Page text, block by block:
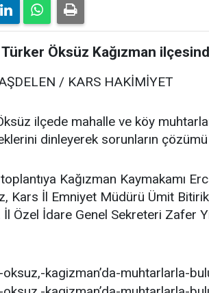
Öksüz Kağızman
/ KARS HAKİMİYET
ilçede mahalle ve köy
dinleyerek sorunların
Kağızman Kaymakamı
Kars İl Emniyet Müdürü Ümit
İl Özel İdare Genel Sekreteri Zafer